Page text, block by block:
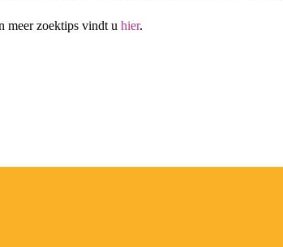
meer zoektips vindt u hier.